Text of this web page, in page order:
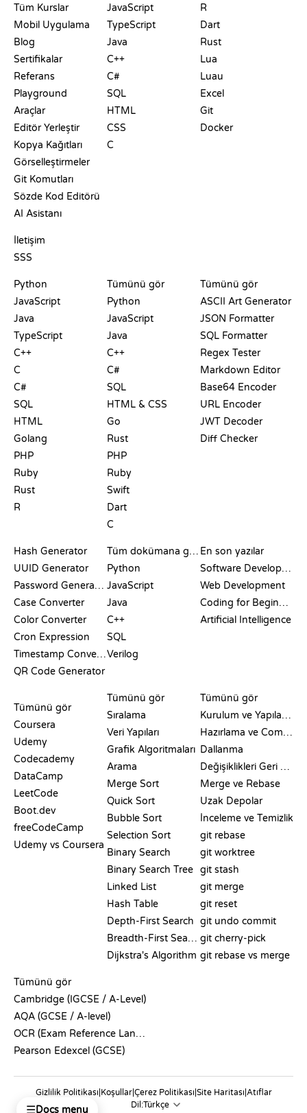
☰Docs menu
Tüm Kurslar
Mobil Uygulama
Blog
Sertifikalar
Referans
Playground
Araçlar
Editör Yerleştir
Kopya Kağıtları
Görselleştirmeler
Git Komutları
Sözde Kod Editörü
AI Asistanı
İletişim
SSS
JavaScript
TypeScript
Java
C++
C#
SQL
HTML
CSS
C
R
Dart
Rust
Lua
Luau
Excel
Git
Docker
Python
JavaScript
Java
TypeScript
C++
C
C#
SQL
HTML
Golang
PHP
Ruby
Rust
R
Tümünü gör
Python
JavaScript
Java
C++
C#
SQL
HTML & CSS
Go
Rust
PHP
Ruby
Swift
Dart
C
Tümünü gör
ASCII Art Generator
JSON Formatter
SQL Formatter
Regex Tester
Markdown Editor
Base64 Encoder
URL Encoder
JWT Decoder
Diff Checker
Hash Generator
UUID Generator
Password Generator
Case Converter
Color Converter
Cron Expression
Timestamp Converter
QR Code Generator
Tüm dokümana göz at
Python
JavaScript
Java
C++
SQL
Verilog
En son yazılar
Software Development
Web Development
Coding for Beginners
Artificial Intelligence
KARŞILAŞTIRMALAR
Tümünü gör
Coursera
Udemy
Codecademy
DataCamp
LeetCode
Boot.dev
freeCodeCamp
Udemy vs Coursera
Tümünü gör
Sıralama
Veri Yapıları
Grafik Algoritmaları
Arama
Merge Sort
Quick Sort
Bubble Sort
Selection Sort
Binary Search
Binary Search Tree
Linked List
Hash Table
Depth-First Search
Breadth-First Search
Dijkstra's Algorithm
Tümünü gör
Kurulum ve Yapılandırma
Hazırlama ve Commit
Dallanma
Değişiklikleri Geri Alma
Merge ve Rebase
Uzak Depolar
İnceleme ve Temizlik
git rebase
git worktree
git stash
git merge
git reset
git undo commit
git cherry-pick
git rebase vs merge
Tümünü gör
Cambridge (IGCSE / A-Level)
AQA (GCSE / A-level)
OCR (Exam Reference Language)
Pearson Edexcel (GCSE)
Gizlilik Politikası|Koşullar|Çerez Politikası|Site Haritası|Atıflar
Dil: